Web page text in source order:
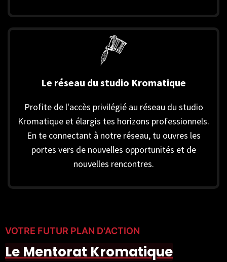
Le réseau du studio Kromatique
Profite de l'accès privilégié au réseau du studio
Kromatique et élargis tes horizons professionnels.
En te connectant à notre réseau, tu ouvres les
portes vers de nouvelles opportunités et de
nouvelles rencontres.
VOTRE FUTUR PLAN D'ACTION
Le Mentorat Kromatique